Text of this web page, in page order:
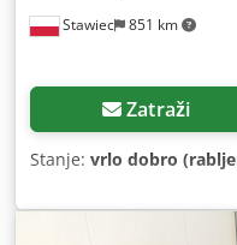
Stawiec 851 km
Zatraži
Stanje: vrlo dobro